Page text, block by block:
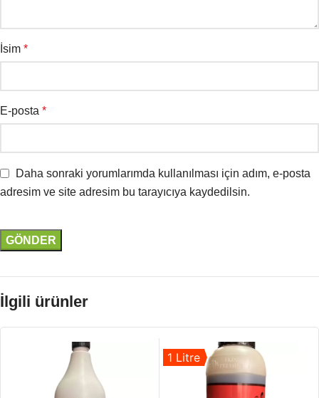
İsim *
E-posta *
Daha sonraki yorumlarımda kullanılması için adım, e-posta
adresim ve site adresim bu tarayıcıya kaydedilsin.
İlgili ürünler
1 Litre